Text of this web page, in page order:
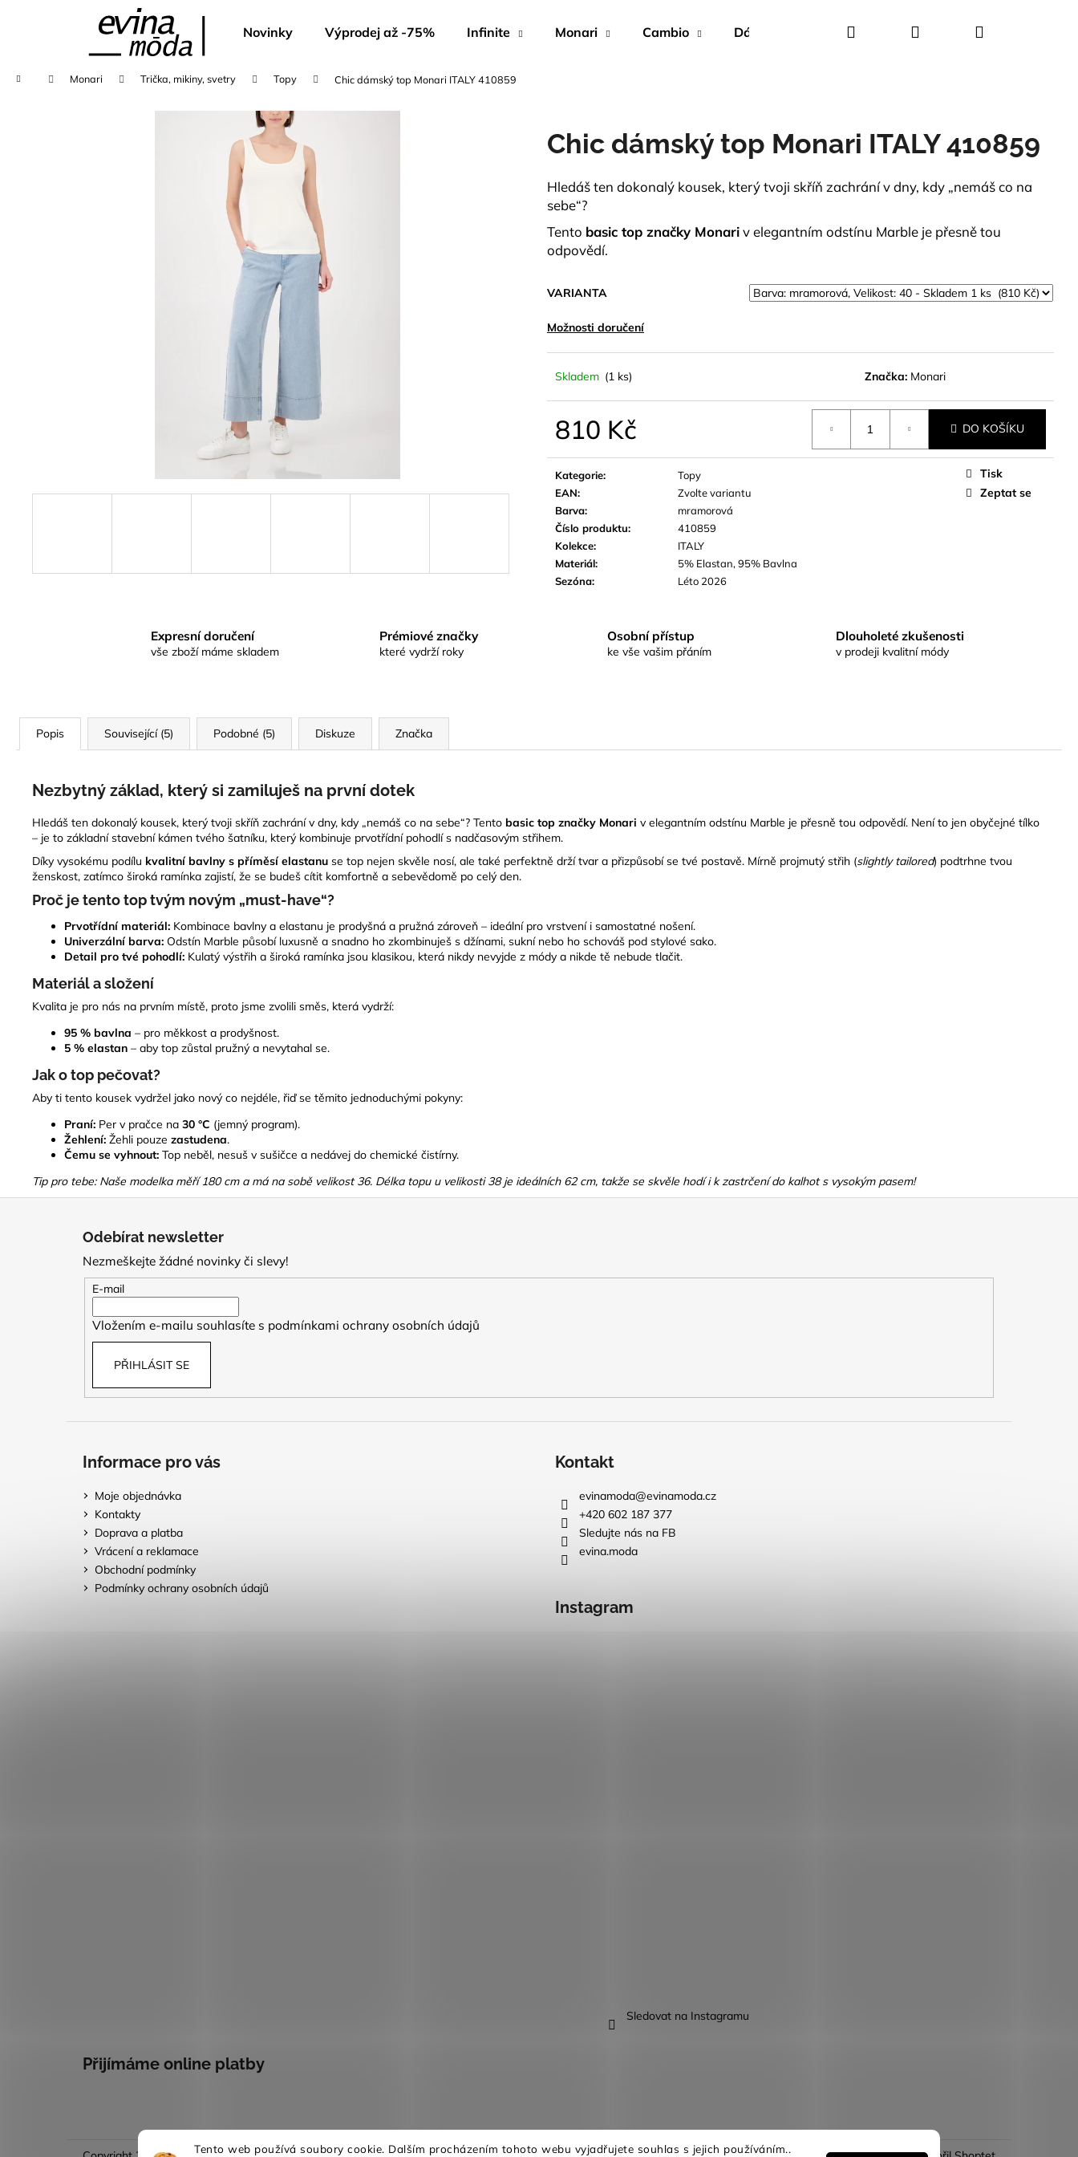
Tento web používá soubory cookie. Dalším procházením tohoto webu vyjadřujete souhlas s jejich používáním..
Novinky Výprodej až -75% Infinite Monari Cambio Dárkové poukazy Creenstone
Hledat PřihlášeníNákupní
Domů Monari Trička, mikiny, svetry Topy Chic dámský top Monari ITALY 410859
Chic dámský top Monari ITALY 410859
Hledáš ten dokonalý kousek, který tvoji skříň zachrání v dny, kdy „nemáš co na
sebe“?
Tento basic top značky Monariv elegantním odstínu Marble je přesně tou
odpovědí.
VARIANTA
Možnosti doručení
Skladem (1 ks) Značka: Monari
810 Kč DO KOŠÍKU
Kategorie:
Topy
EAN:
Zvolte variantu
Barva:
mramorová
Číslo produktu:
410859
Kolekce:
ITALY
Materiál:
5% Elastan, 95% Bavlna
Sezóna: Léto 2026
Tisk
Zeptat se
Expresní doručení
vše zboží máme skladem
Prémiové značky
které vydrží roky
Osobní přístup
ke vše vašim přáním
Dlouholeté zkušenosti
v prodeji kvalitní módy
Popis Související (5) Podobné (5) Diskuze Značka
Nezbytný základ, který si zamiluješ na první dotek
Hledáš ten dokonalý kousek, který tvoji skříň zachrání v dny, kdy „nemáš co na sebe“? Tento basic top značky Monari v elegantním odstínu Marble je přesně tou odpovědí. Není to jen obyčejné tílko
– je to základní stavební kámen tvého šatníku, který kombinuje prvotřídní pohodlí s nadčasovým střihem.
Díky vysokému podílu kvalitní bavlny s příměsí elastanu se top nejen skvěle nosí, ale také perfektně drží tvar a přizpůsobí se tvé postavě. Mírně projmutý střih (slightly tailored) podtrhne tvou
ženskost, zatímco široká ramínka zajistí, že se budeš cítit komfortně a sebevědomě po celý den.
Proč je tento top tvým novým „must-have“?
Prvotřídní materiál: Kombinace bavlny a elastanu je prodyšná a pružná zároveň – ideální pro vrstvení i samostatné nošení.
Univerzální barva: Odstín Marble působí luxusně a snadno ho zkombinuješ s džínami, sukní nebo ho schováš pod stylové sako.
Detail pro tvé pohodlí: Kulatý výstřih a široká ramínka jsou klasikou, která nikdy nevyjde z módy a nikde tě nebude tlačit.
Materiál a složení
Kvalita je pro nás na prvním místě, proto jsme zvolili směs, která vydrží:
95 % bavlna – pro měkkost a prodyšnost.
5 % elastan – aby top zůstal pružný a nevytahal se.
Jak o top pečovat?
Aby ti tento kousek vydržel jako nový co nejdéle, řiď se těmito jednoduchými pokyny:
Praní: Per v pračce na 30 °C (jemný program).
Žehlení: Žehli pouze zastudena.
Čemu se vyhnout: Top neběl, nesuš v sušičce a nedávej do chemické čistírny.
Tip pro tebe: Naše modelka měří 180 cm a má na sobě velikost 36. Délka topu u velikosti 38 je ideálních 62 cm, takže se skvěle hodí i k zastrčení do kalhot s vysokým pasem!
Co potřebujete najít?
HLEDAT
Odebírat newsletter
Nezmeškejte žádné novinky či slevy!
E-mail
Vložením e-mailu souhlasíte s podmínkami ochrany osobních údajů
PŘIHLÁSIT SE
Informace pro vás
Moje objednávka
Kontakty
Doprava a platba
Vrácení a reklamace
Obchodní podmínky
Podmínky ochrany osobních údajů
Kontakt
evinamoda@evinamoda.cz
+420 602 187 377
Sledujte nás na FB
evina.moda
Instagram
Sledovat na Instagramu
Přijímáme online platby